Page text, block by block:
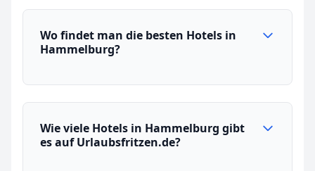
Wo findet man die besten Hotels in
Hammelburg?
Wie viele Hotels in Hammelburg gibt
es auf Urlaubsfritzen.de?